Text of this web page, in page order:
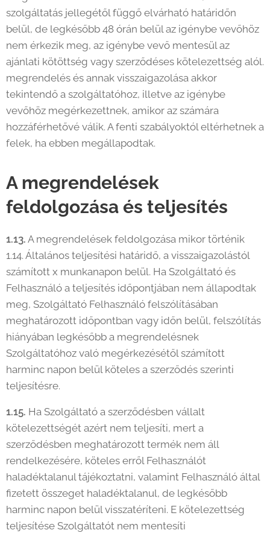
szolgáltatás jellegétől függő elvárható határidőn
belül, de legkésőbb 48 órán belül az igénybe vevőhöz
nem érkezik meg, az igénybe vevő mentesül az
ajánlati kötöttség vagy szerződéses kötelezettség alól.
megrendelés és annak visszaigazolása akkor
tekintendő a szolgáltatóhoz, illetve az igénybe
vevőhöz megérkezettnek, amikor az számára
hozzáférhetővé válik. A fenti szabályoktól eltérhetnek a
felek, ha ebben megállapodtak.
A megrendelések
feldolgozása és teljesítés
1.13. A megrendelések feldolgozása mikor történik
1.14. Általános teljesítési határidő, a visszaigazolástól
számított x munkanapon belül. Ha Szolgáltató és
Felhasználó a teljesítés időpontjában nem állapodtak
meg, Szolgáltató Felhasználó felszólításában
meghatározott időpontban vagy időn belül, felszólítás
hiányában legkésőbb a megrendelésnek
Szolgáltatóhoz való megérkezésétől számított
harminc napon belül köteles a szerződés szerinti
teljesítésre.
1.15. Ha Szolgáltató a szerződésben vállalt
kötelezettségét azért nem teljesíti, mert a
szerződésben meghatározott termék nem áll
rendelkezésére, köteles erről Felhasználót
haladéktalanul tájékoztatni, valamint Felhasználó által
fizetett összeget haladéktalanul, de legkésőbb
harminc napon belül visszatéríteni. E kötelezettség
teljesítése Szolgáltatót nem mentesíti